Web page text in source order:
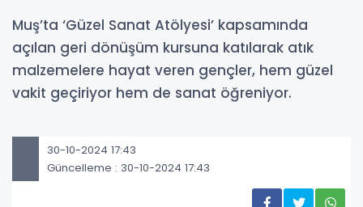
Muş’ta ‘Güzel Sanat Atölyesi’ kapsamında
açılan geri dönüşüm kursuna katılarak atık
malzemelere hayat veren gençler, hem güzel
vakit geçiriyor hem de sanat öğreniyor.
30-10-2024 17:43
Güncelleme : 30-10-2024 17:43